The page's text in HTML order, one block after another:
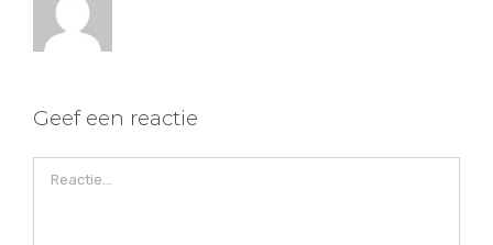
Geef een reactie
Reactie